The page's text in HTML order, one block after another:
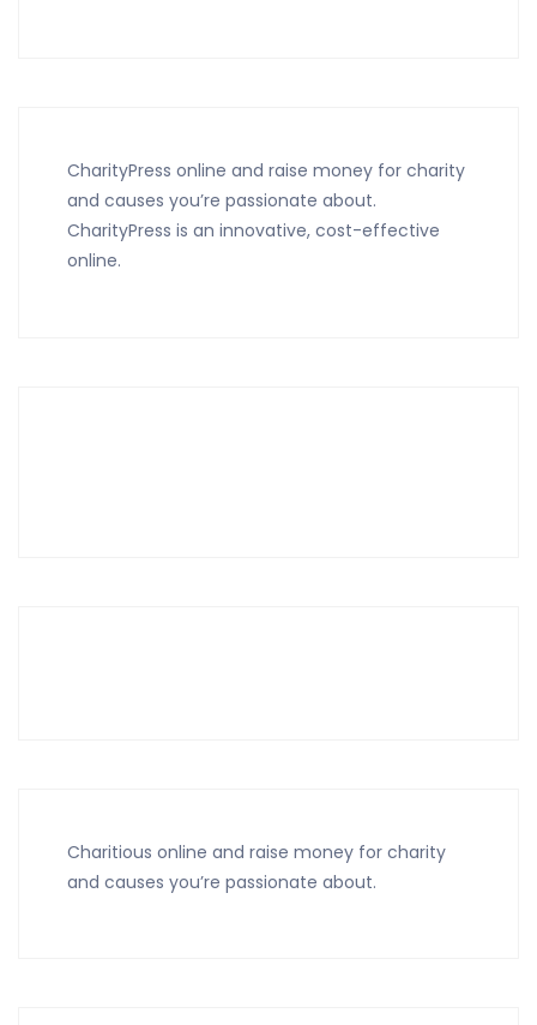
CharityPress online and raise money for charity
and causes you’re passionate about.
CharityPress is an innovative, cost-effective
online.
Charitious online and raise money for charity
and causes you’re passionate about.